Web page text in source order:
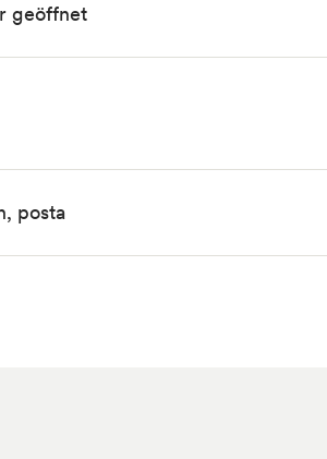
geöffnet
posta